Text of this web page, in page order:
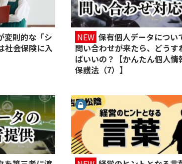
変則的な「シ
社会保険に入
NEW 保有個人データについ
問い合わせが来たら、どうす
ばいいの？【かんたん個人情
保護法（7）】